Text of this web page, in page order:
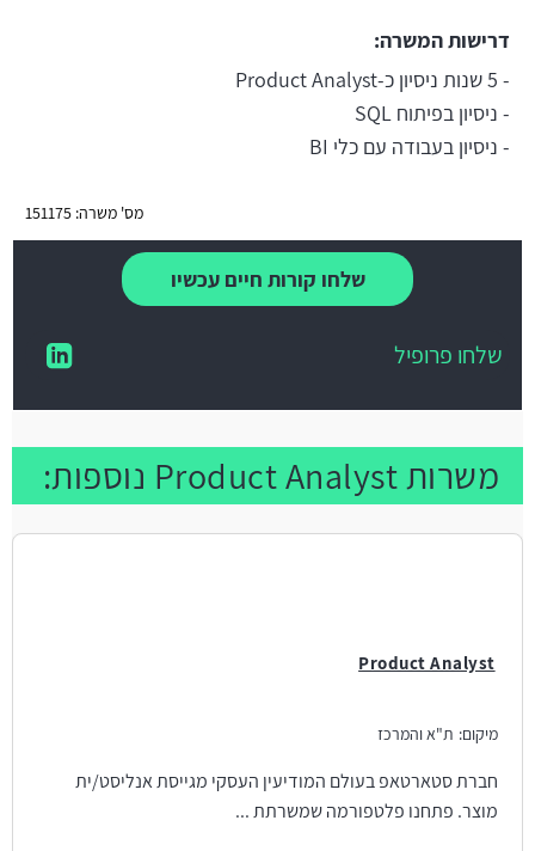
דרישות המשרה:
- 5 שנות ניסיון כ-Product Analyst
- ניסיון בפיתוח SQL
- ניסיון בעבודה עם כלי BI
מס' משרה: 151175
שלחו קורות חיים עכשיו
שלחו פרופיל
משרות Product Analyst נוספות:
Product Analyst
מיקום: ת"א והמרכז
חברת סטארטאפ בעולם המודיעין העסקי מגייסת אנליסט/ית
מוצר. פתחנו פלטפורמה שמשרתת ...